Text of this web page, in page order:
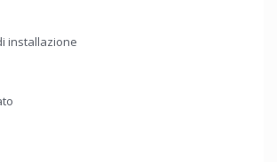
installazione